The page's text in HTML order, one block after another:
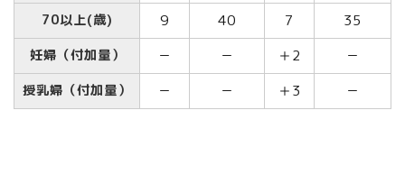
70以上(歳) 9 40 7 35
妊婦（付加量） － － ＋2 －
授乳婦（付加量） － － ＋3 －